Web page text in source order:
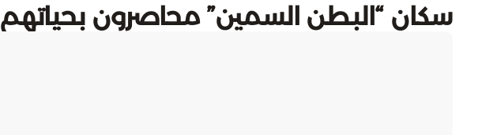
سكان “البطن السمين” محاصرون بحياتهم